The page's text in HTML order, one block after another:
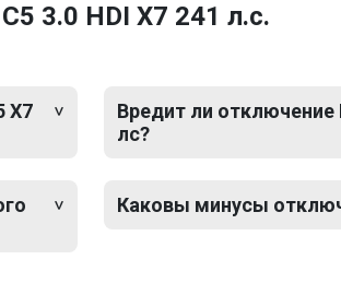
3.0 HDI X7 241 л.с.
X7
Вредит ли отключение
лс?
Каковы минусы